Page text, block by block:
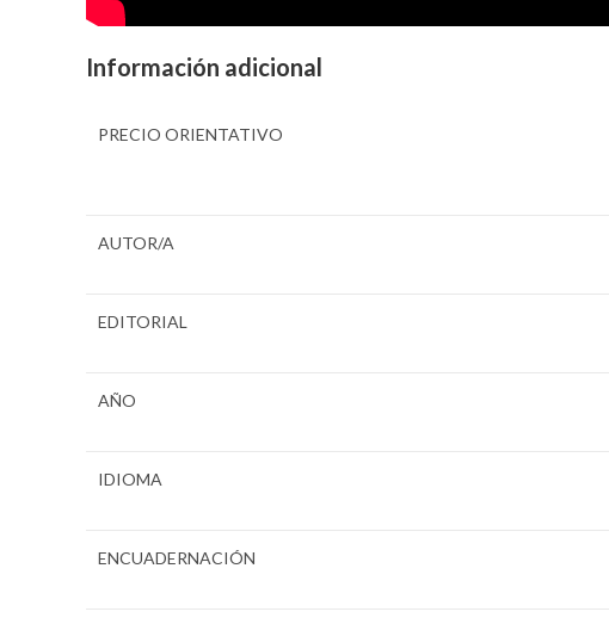
Información adicional
PRECIO ORIENTATIVO
AUTOR/A
EDITORIAL
AÑO
IDIOMA
ENCUADERNACIÓN